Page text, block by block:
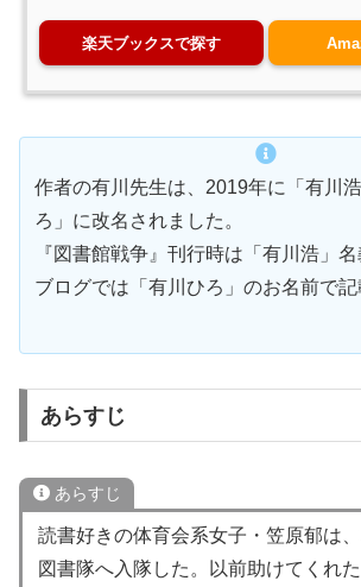
楽天ブックスで探す
作者の有川先生は、2019年に「有川
ろ」に改名されました。
『図書館戦争』刊行時は「有川浩」
ブログでは「有川ひろ」のお名前で記
あらすじ
あらすじ
読書好きの体育会系女子・笠原郁は
図書隊へ入隊した。以前助けてくれ